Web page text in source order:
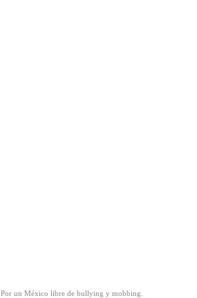
Por un México libre de bullying y mobbing.